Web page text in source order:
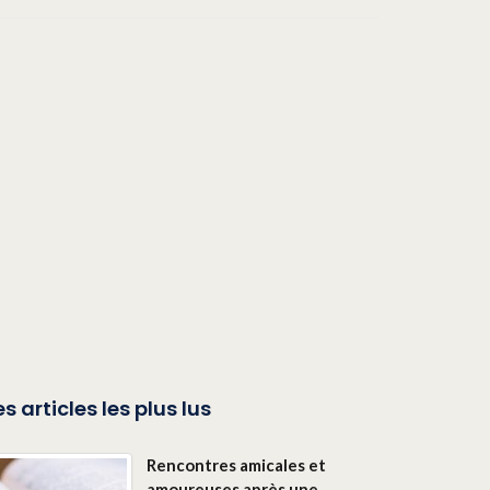
articles les plus lus
Rencontres amicales et